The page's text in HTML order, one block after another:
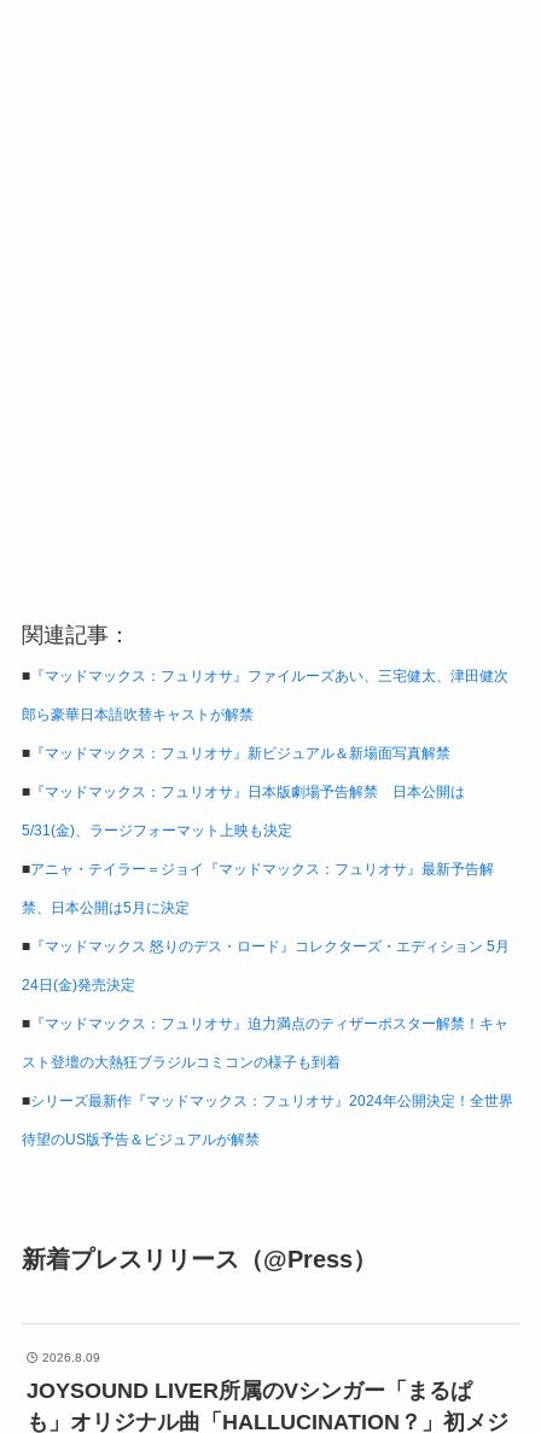
関連記事：
■『マッドマックス：フュリオサ』ファイルーズあい、三宅健太、津田健次
郎ら豪華日本語吹替キャストが解禁
■『マッドマックス：フュリオサ』新ビジュアル＆新場面写真解禁
■『マッドマックス：フュリオサ』日本版劇場予告解禁 日本公開は
5/31(金)、ラージフォーマット上映も決定
■アニャ・テイラー＝ジョイ『マッドマックス：フュリオサ』最新予告解
禁、日本公開は5月に決定
■『マッドマックス 怒りのデス・ロード』コレクターズ・エディション 5月
24日(金)発売決定
■『マッドマックス：フュリオサ』迫力満点のティザーポスター解禁！キャ
スト登壇の大熱狂ブラジルコミコンの様子も到着
■シリーズ最新作『マッドマックス：フュリオサ』2024年公開決定！全世界
待望のUS版予告＆ビジュアルが解禁
新着プレスリリース（@Press）
2026.8.09
JOYSOUND LIVER所属のVシンガー「まるぱ
も」オリジナル曲「HALLUCINATION？」初メジ